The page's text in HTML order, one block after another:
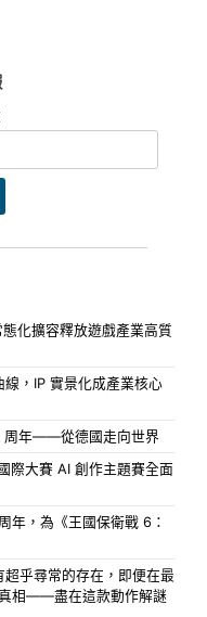
化擴容釋放遊戲產業高質
，IP 實景化成產業核心
周年——從德國走向世界
際大賽 AI 創作主題賽全面
年，為《王國保衛戰 6：
乎尋常的存在，即便在最
相——盡在這款動作解謎